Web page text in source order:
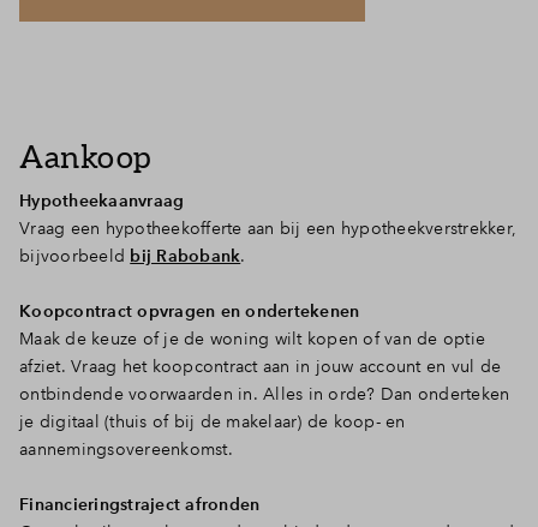
Aankoop
Hypotheekaanvraag
Vraag een hypotheekofferte aan bij een hypotheekverstrekker,
bijvoorbeeld bij Rabobank.
Koopcontract opvragen en ondertekenen
Maak de keuze of je de woning wilt kopen of van de optie
afziet. Vraag het koopcontract aan in jouw account en vul de
ontbindende voorwaarden in. Alles in orde? Dan onderteken
je digitaal (thuis of bij de makelaar) de koop- en
aannemingsovereenkomst.
Financieringstraject afronden